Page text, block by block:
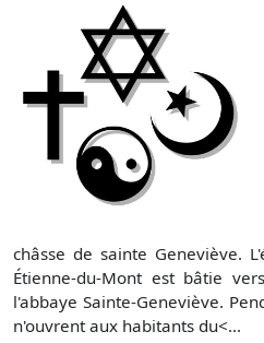
châsse de sainte Geneviève.
Étienne-du-Mont est bâtie
l'abbaye Sainte-Geneviève.
n'ouvrent aux habitants du<...